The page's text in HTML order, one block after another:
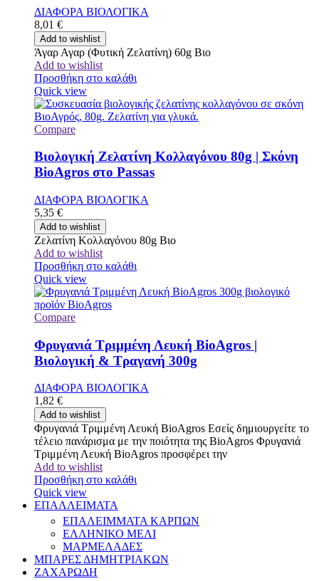
ΔΙΑΦΟΡΑ ΒΙΟΛΟΓΙΚΑ
8,01 €
Add to wishlist
Άγαρ Αγαρ (Φυτική Ζελατίνη) 60g Βιο
Add to wishlist
Προσθήκη στο καλάθι
Quick view
Compare
Βιολογική Ζελατίνη Κολλαγόνου 80g | Σκόνη
BioAgros στο Passas
ΔΙΑΦΟΡΑ ΒΙΟΛΟΓΙΚΑ
5,35 €
Add to wishlist
Ζελατίνη Κολλαγόνου 80g Βιο
Add to wishlist
Προσθήκη στο καλάθι
Quick view
Compare
Φρυγανιά Τριμμένη Λευκή BioAgros |
Βιολογική & Τραγανή 300g
ΔΙΑΦΟΡΑ ΒΙΟΛΟΓΙΚΑ
1,82 €
Add to wishlist
Φρυγανιά Τριμμένη Λευκή BioAgros Εσείς δημιουργείτε το
τέλειο πανάρισμα με την ποιότητα της BioAgros Φρυγανιά
Τριμμένη Λευκή BioAgros προσφέρει την
Add to wishlist
Προσθήκη στο καλάθι
Quick view
ΕΠΑΛΛΕΙΜΑΤΑ
ΕΠΑΛΕΙΜΜΑΤΑ ΚΑΡΠΩΝ
ΕΛΛΗΝΙΚΟ ΜΕΛΙ
ΜΑΡΜΕΛΑΔΕΣ
ΜΠΑΡΕΣ ΔΗΜΗΤΡΙΑΚΩΝ
ΖΑΧΑΡΩΔΗ